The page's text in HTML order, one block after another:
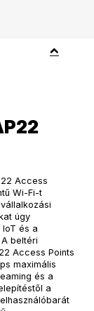
Access
Wi-Fi-t
úgy
és a
beltéri
Access Points
maximális
és a
a